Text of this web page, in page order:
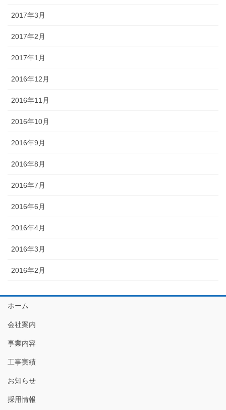
2017年3月
2017年2月
2017年1月
2016年12月
2016年11月
2016年10月
2016年9月
2016年8月
2016年7月
2016年6月
2016年4月
2016年3月
2016年2月
ホーム
会社案内
事業内容
工事実績
お知らせ
採用情報